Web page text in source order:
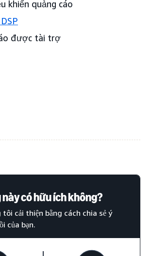
khiển quảng cáo
được tài trợ
này có hữu ích không?
tôi cải thiện bằng cách chia sẻ ý
của bạn.